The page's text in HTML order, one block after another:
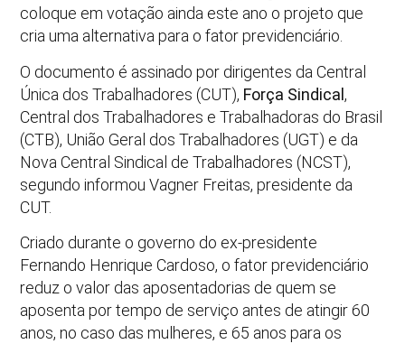
coloque em votação ainda este ano o projeto que
cria uma alternativa para o fator previdenciário.
O documento é assinado por dirigentes da Central
Única dos Trabalhadores (CUT), Força Sindical,
Central dos Trabalhadores e Trabalhadoras do Brasil
(CTB), União Geral dos Trabalhadores (UGT) e da
Nova Central Sindical de Trabalhadores (NCST),
segundo informou Vagner Freitas, presidente da
CUT.
Criado durante o governo do ex-presidente
Fernando Henrique Cardoso, o fator previdenciário
reduz o valor das aposentadorias de quem se
aposenta por tempo de serviço antes de atingir 60
anos, no caso das mulheres, e 65 anos para os